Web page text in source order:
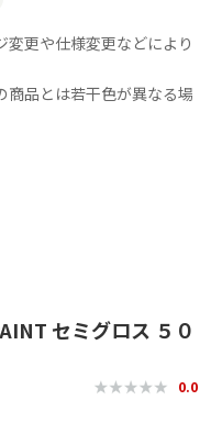
更や仕様変更などにより
商品とは若干色が異なる場
セミグロス ５０
0.0